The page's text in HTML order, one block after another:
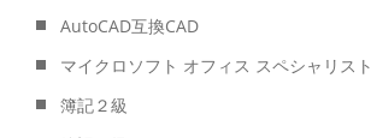
AutoCAD互換CAD
マイクロソフト オフィス スペシャリスト
簿記２級